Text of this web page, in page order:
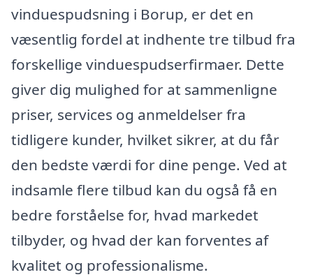
vinduespudsning i Borup, er det en
væsentlig fordel at indhente tre tilbud fra
forskellige vinduespudserfirmaer. Dette
giver dig mulighed for at sammenligne
priser, services og anmeldelser fra
tidligere kunder, hvilket sikrer, at du får
den bedste værdi for dine penge. Ved at
indsamle flere tilbud kan du også få en
bedre forståelse for, hvad markedet
tilbyder, og hvad der kan forventes af
kvalitet og professionalisme.